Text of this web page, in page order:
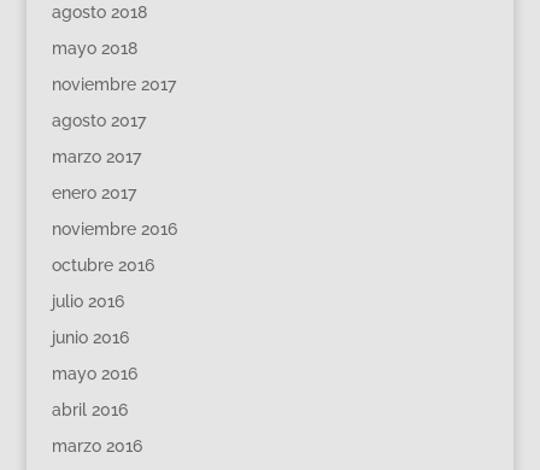
agosto 2018
mayo 2018
noviembre 2017
agosto 2017
marzo 2017
enero 2017
noviembre 2016
octubre 2016
julio 2016
junio 2016
mayo 2016
abril 2016
marzo 2016